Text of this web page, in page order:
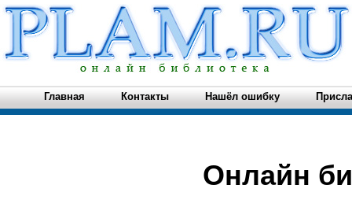
Главная Контакты Нашёл ошибку
Онлайн